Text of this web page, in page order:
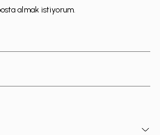
almak istiyorum.